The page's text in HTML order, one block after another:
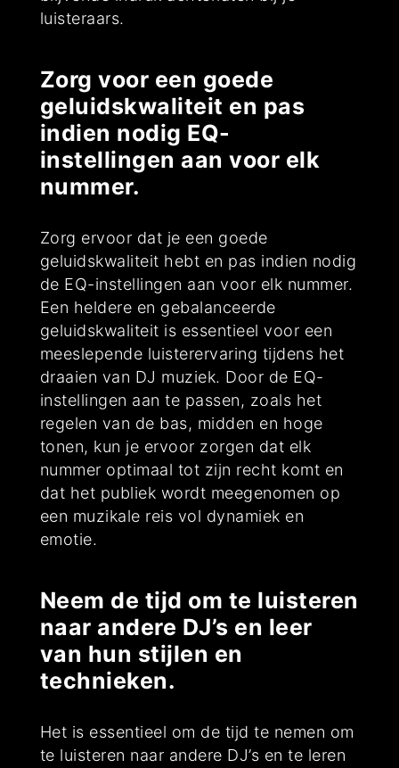
luisteraars.
Zorg voor een goede
geluidskwaliteit en pas
indien nodig EQ-
instellingen aan voor elk
nummer.
Zorg ervoor dat je een goede
geluidskwaliteit hebt en pas indien nodig
de EQ-instellingen aan voor elk nummer.
Een heldere en gebalanceerde
geluidskwaliteit is essentieel voor een
meeslepende luisterervaring tijdens het
draaien van DJ muziek. Door de EQ-
instellingen aan te passen, zoals het
regelen van de bas, midden en hoge
tonen, kun je ervoor zorgen dat elk
nummer optimaal tot zijn recht komt en
dat het publiek wordt meegenomen op
een muzikale reis vol dynamiek en
emotie.
Neem de tijd om te luisteren
naar andere DJ’s en leer
van hun stijlen en
technieken.
Het is essentieel om de tijd te nemen om
te luisteren naar andere DJ’s en te leren